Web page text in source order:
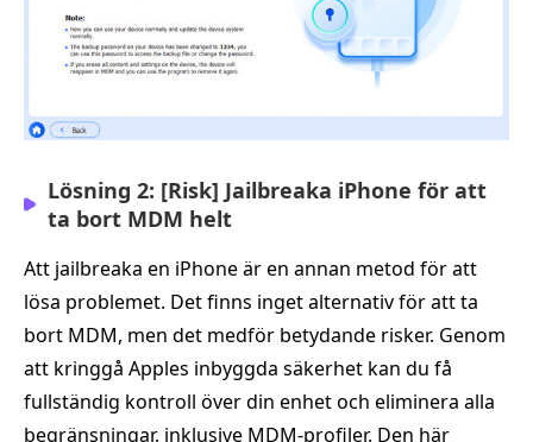
Lösning 2: [Risk] Jailbreaka iPhone för att
ta bort MDM helt
Att jailbreaka en iPhone är en annan metod för att
lösa problemet. Det finns inget alternativ för att ta
bort MDM, men det medför betydande risker. Genom
att kringgå Apples inbyggda säkerhet kan du få
fullständig kontroll över din enhet och eliminera alla
begränsningar, inklusive MDM-profiler. Den här